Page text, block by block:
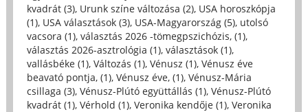
kvadrát (3), Urunk színe változása (2), USA horoszkópja
(1), USA választások (3), USA-Magyarország (5), utolsó
vacsora (1), választás 2026 -tömegpszichózis, (1),
választás 2026-asztrológia (1), választások (1),
vallásbéke (1), Változás (1), Vénusz (1), Vénusz éve
beavató pontja, (1), Vénusz éve, (1), Vénusz-Mária
csillaga (3), Vénusz-Plútó együttállás (1), Vénusz-Plútó
kvadrát (1), Vérhold (1), Veronika kendője (1), Veronika